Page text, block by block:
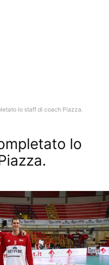
lo staff di coach Piazza.
lo